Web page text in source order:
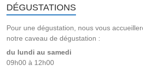
DÉGUSTATIONS
Pour une dégustation, nous vous
notre caveau de dégustation :
du lundi au samedi
09h00 à 12h00